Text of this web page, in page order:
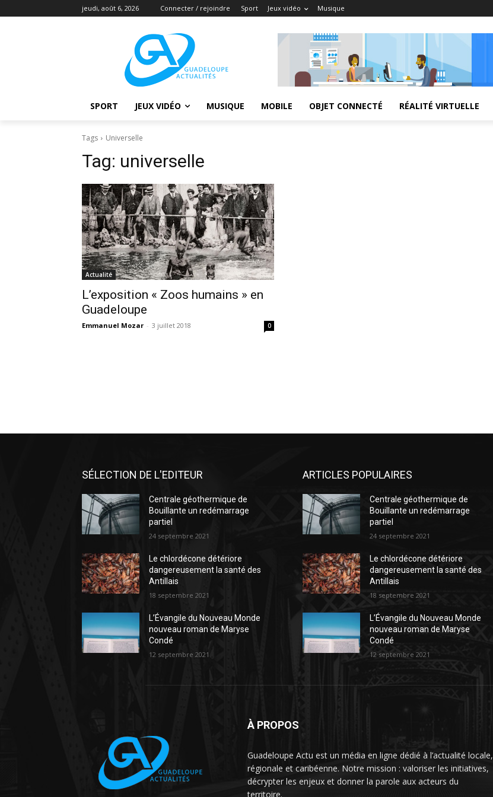
jeudi, août 6, 2026 Connecter / rejoindre Sport Jeux vidéo Musique
SPORT JEUX VIDÉO MUSIQUE MOBILE OBJET CONNECTÉ RÉALITÉ VIRTUELLE
Tags Universelle
Tag: universelle
Actualité
L’exposition « Zoos humains » en
Guadeloupe
Emmanuel Mozar - 3 juillet 2018 0
SÉLECTION DE L'EDITEUR
Centrale géothermique de
Bouillante un redémarrage
partiel
24 septembre 2021
Le chlordécone détériore
dangereusement la santé des
Antillais
18 septembre 2021
L’Évangile du Nouveau Monde
nouveau roman de Maryse
Condé
12 septembre 2021
ARTICLES POPULAIRES
Centrale géothermique de
Bouillante un redémarrage
partiel
24 septembre 2021
Le chlordécone détériore
dangereusement la santé des
Antillais
18 septembre 2021
L’Évangile du Nouveau Monde
nouveau roman de Maryse
Condé
12 septembre 2021
À PROPOS
Guadeloupe Actu est un média en ligne dédié à l’actualité locale,
régionale et caribéenne. Notre mission : valoriser les initiatives,
décrypter les enjeux et donner la parole aux acteurs du
territoire.